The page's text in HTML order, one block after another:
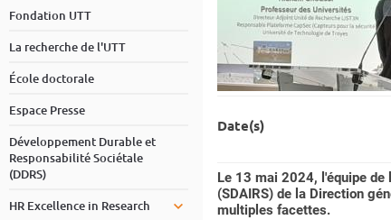
Fondation UTT
La recherche de l'UTT
École doctorale
Espace Presse
Développement Durable et
Responsabilité Sociétale
(DDRS)
HR Excellence in Research
Date(s)
Le 13 mai 2024, l'équipe
(SDAIRS) de la Direction
multiples facettes.